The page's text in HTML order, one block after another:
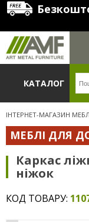
КАТАЛОГ
ІНТЕРНЕТ-МАГАЗИН
МЕБЛІ ДЛЯ
Каркас
ніжок
КОД ТОВАРУ: